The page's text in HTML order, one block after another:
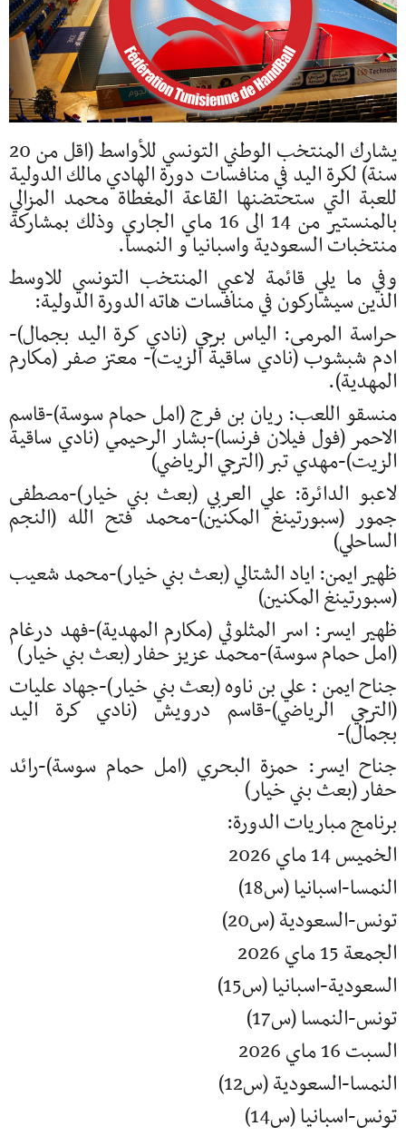
يشارك المنتخب الوطني التونسي للأواسط (اقل من 20
سنة) لكرة اليد في منافسات دورة الهادي مالك الدولية
للعبة التي ستحتضنها القاعة المغطاة محمد المزالي
بالمنستير من 14 الى 16 ماي الجاري وذلك بمشاركة
منتخبات السعودية واسبانيا و النمسا.
وفي ما يلي قائمة لاعبي المنتخب التونسي للاوسط
الذين سيشاركون في منافسات هاته الدورة الدولية:
حراسة المرمى: الياس برجي (نادي كرة اليد بجمال)-
ادم شبشوب (نادي ساقية الزيت)- معتز صفر (مكارم
المهدية).
منسقو اللعب: ريان بن فرج (امل حمام سوسة)-قاسم
الاحمر (فول فيلان فرنسا)-بشار الرحيمي (نادي ساقية
الزيت)-مهدي تبر (الترجي الرياضي)
لاعبو الدائرة: علي العربي (بعث بني خيار)-مصطفى
جمور (سبورتينغ المكنين)-محمد فتح الله (النجم
الساحلي)
ظهير ايمن: اياد الشتالي (بعث بني خيار)-محمد شعيب
(سبورتينغ المكنين)
ظهير ايسر: اسر المثلوثي (مكارم المهدية)-فهد درغام
(امل حمام سوسة)-محمد عزيز حفار (بعث بني خيار)
جناح ايمن : علي بن ناوه (بعث بني خيار)-جهاد عليات
(الترجي الرياضي)-قاسم درويش (نادي كرة اليد
بجمال)-
جناح ايسر: حمزة البحري (امل حمام سوسة)-رائد
حفار (بعث بني خيار)
برنامج مباريات الدورة:
الخميس 14 ماي 2026
النمسا-اسبانيا (س18)
تونس-السعودية (س20)
الجمعة 15 ماي 2026
السعودية-اسبانيا (س15)
تونس-النمسا (س17)
السبت 16 ماي 2026
النمسا-السعودية (س12)
تونس-اسبانيا (س14)